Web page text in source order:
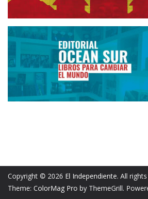
Copyright © 2026 El Independiente. All
Theme: ColorMag Pro by ThemeGrill.